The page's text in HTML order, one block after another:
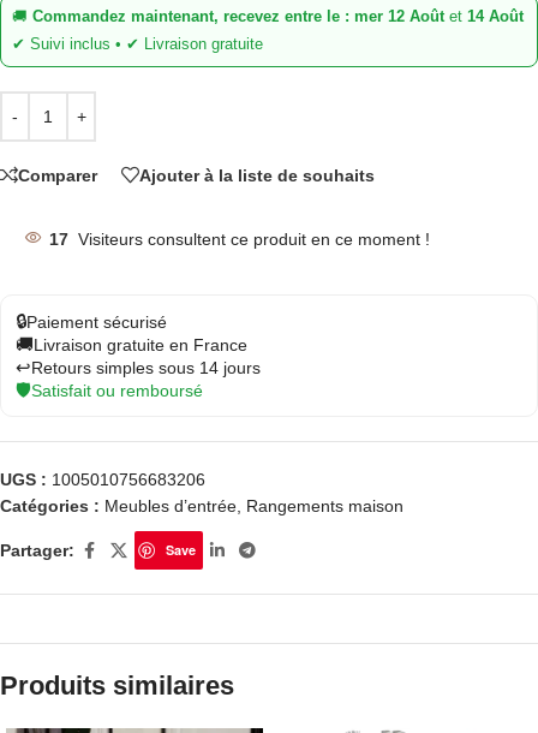
🚚 Commandez maintenant, recevez entre le : mer 12 Aoûtet 14 Août
✔ Suivi inclus • ✔ Livraison gratuite
Comparer Ajouter à la liste de souhaits
17 Visiteurs consultent ce produit en ce moment !
🔒Paiement sécurisé
🚚Livraison gratuite en France
↩️Retours simples sous 14 jours
🛡️Satisfait ou remboursé
UGS : 1005010756683206
Catégories : Meubles d’entrée, Rangements maison
Partager: Save
Produits similaires